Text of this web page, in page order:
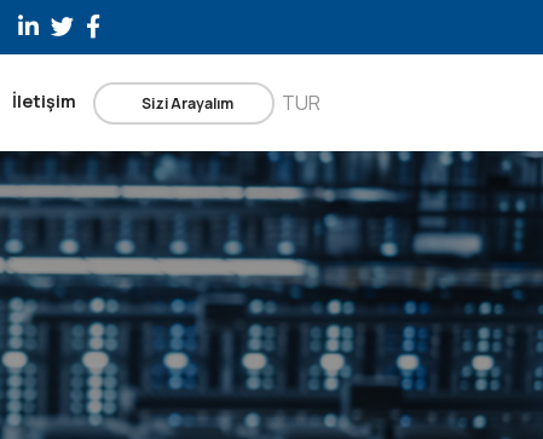
İletişim Sizi Arayalım TUR